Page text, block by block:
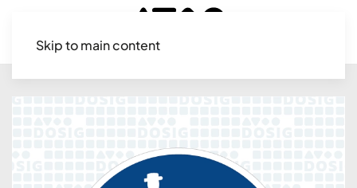
Skip to main content